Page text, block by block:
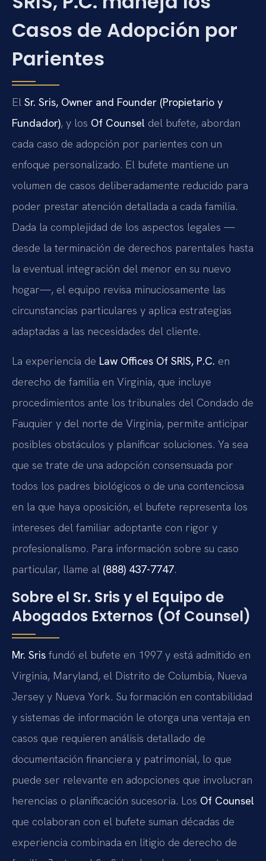
Casos de Adopción por
Parientes
El Sr. Sris, Owner and Founder (Propietario y
Fundador), y los Of Counsel del bufete, abordan
cada caso de adopción por parientes con un
enfoque personalizado. El bufete mantiene un
volumen de casos deliberadamente reducido para
poder prestar atención detallada a cada familia.
Dada la complejidad de los aspectos legales —
desde la terminación de derechos parentales hasta
la eventual integración del menor en su nuevo
hogar—, el equipo revisa minuciosamente las
circunstancias particulares y aplica estrategias
adaptadas a las necesidades del cliente.
La experiencia de Law Offices Of SRIS, P.C. en
derecho de familia en Virginia, que incluye
procedimientos ante los tribunales del Condado de
Fauquier y del norte de Virginia, permite anticipar
posibles obstáculos y planificar soluciones. Ya sea
que se trate de una adopción consensuada por
todos los padres biológicos o de una contenciosa
en la que haya oposición, el bufete representa los
intereses del familiar adoptante con rigor y
profesionalismo. Para información sobre su caso
particular, llame al (888) 437-7747.
Sobre el Sr. Sris y el Equipo de
Abogados Externos (Of Counsel)
Mr. Sris fundó el bufete en 1997 y está admitido en
Virginia, Maryland, el Distrito de Columbia, Nueva
Jersey y Nueva York. Su formación en contabilidad
y sistemas de información le otorga una ventaja en
casos que requieren análisis detallado de
documentación financiera y patrimonial, lo que
puede ser relevante en adopciones que involucran
herencias o planificación sucesoria. Los Of Counsel
que colaboran con el bufete suman décadas de
experiencia combinada en litigio de derecho de